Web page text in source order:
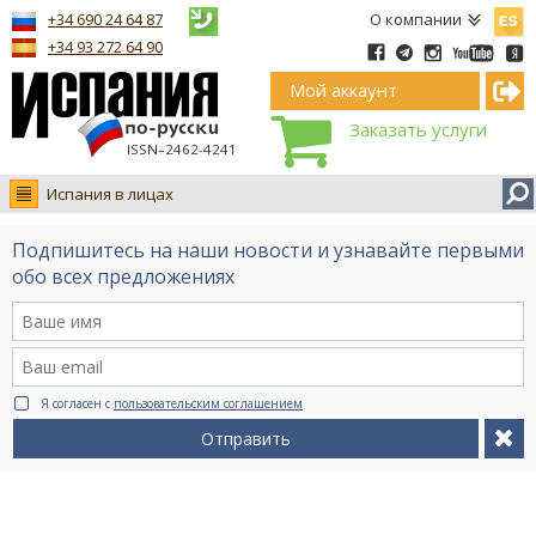
О компании
ISSN–2462-4241
+34 690 24 64 87
+34 93 272 64 90
Мой аккаунт
Заказать услуги
Испания в лицах
Новости
Интервью
Видео Ruso.TV
BCN life
Сервис на немецком
Подпишитесь на наши новости и узнавайте первыми
обо всех предложениях
Я согласен с пользовательским соглашением
Отправить